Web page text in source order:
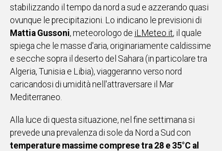
Vai
UNISCITI
AL CANALE
WHATSAPP
Social
stabilizzando il tempo da nord a sud e azzerando quasi
ovunque le precipitazioni. Lo indicano le previsioni di
Mattia Gussoni, meteorologo de iLMeteo.it, il quale
spiega che le masse d'aria, originariamente caldissime
e secche sopra il deserto del Sahara (in particolare tra
Algeria, Tunisia e Libia), viaggeranno verso nord
caricandosi di umidità nell'attraversare il Mar
Mediterraneo.
Alla luce di questa situazione, nel fine settimana si
prevede una prevalenza di sole da Nord a Sud con
temperature massime comprese tra 28 e 35°C al